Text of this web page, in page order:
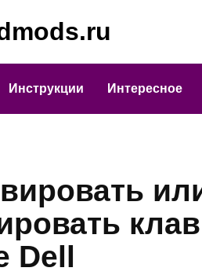
Инструкции Интересное
Dell